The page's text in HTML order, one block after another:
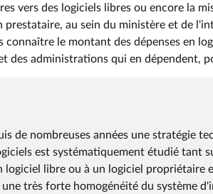
vers des logiciels libres ou encore la
prestataire, au sein du ministère et de
connaître le montant des dépenses en
des administrations qui en dépendent,
de nombreuses années une stratégie
est systématiquement étudié tant
logiciel libre ou à un logiciel propriétaire
très forte homogénéité du système